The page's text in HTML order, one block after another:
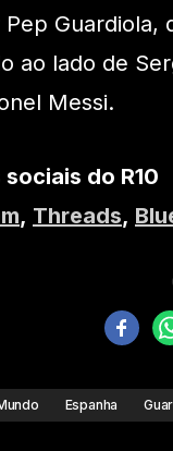
ao lado de
Messi.
do R10
, Threads,
Espanha